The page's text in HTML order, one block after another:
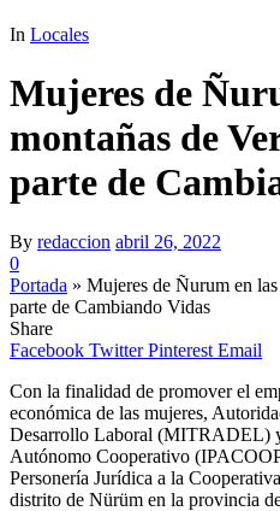
In Locales
Mujeres de
montañas de
parte de
By redaccion abril 26, 2022
0
Portada » Mujeres de Ñurum en
parte de Cambiando Vidas
Share
Facebook Twitter Pinterest Email
Con la finalidad de promover el
económica de las mujeres,
Desarrollo Laboral (MITRADEL)
Autónomo Cooperativo
Personería Jurídica a la
distrito de Nürüm en la provincia